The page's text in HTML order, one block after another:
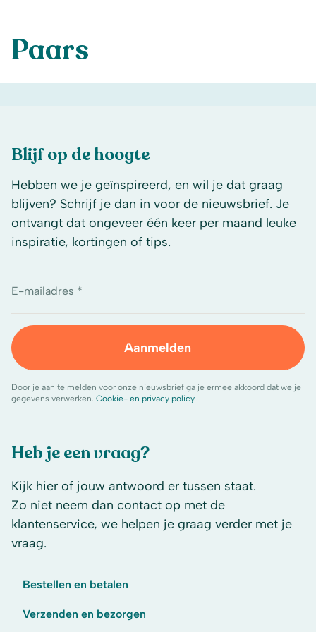
Paars
Heb je een vraag?
Kijk hier of jouw antwoord er tussen staat.
Zo niet neem dan contact op met de
klantenservice, we helpen je graag verder met je
vraag.
Bestellen en betalen
Verzenden en bezorgen
Blijf op de hoogte
Hebben we je geïnspireerd, en wil je dat graag
blijven? Schrijf je dan in voor de nieuwsbrief. Je
ontvangt dat ongeveer één keer per maand leuke
inspiratie, kortingen of tips.
E-mailadres *
Aanmelden
Door je aan te melden voor onze nieuwsbrief ga je ermee akkoord dat we je
gegevens verwerken. Cookie- en privacy policy